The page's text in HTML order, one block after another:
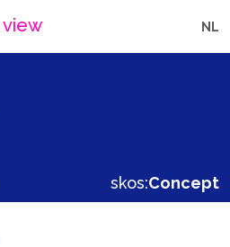
view NL
skos:Concept